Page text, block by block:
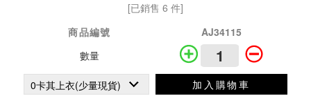
[已銷售 6 件]
商品編號
AJ34115
數量
加入購物車